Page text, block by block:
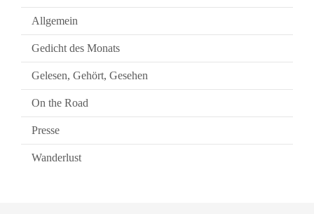
Allgemein
Gedicht des Monats
Gelesen, Gehört, Gesehen
On the Road
Presse
Wanderlust